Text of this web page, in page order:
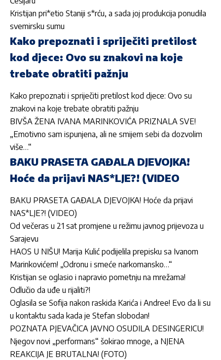
Kristijan pri*etio Staniji s*rću, a sada joj produkcija ponudila
svemirsku sumu
Kako prepoznati i spriječiti pretilost
kod djece: Ovo su znakovi na koje
trebate obratiti pažnju
Kako prepoznati i spriječiti pretilost kod djece: Ovo su
znakovi na koje trebate obratiti pažnju
BIVŠA ŽENA IVANA MARINKOVIĆA PRIZNALA SVE!
„Emotivno sam ispunjena, ali ne smijem sebi da dozvolim
više…“
BAKU PRASETA GAĐALA DJEVOJKA!
Hoće da prijavi NAS*LJE?! (VIDEO
BAKU PRASETA GAĐALA DJEVOJKA! Hoće da prijavi
NAS*LJE?! (VIDEO)
Od večeras u 21 sat promjene u režimu javnog prijevoza u
Sarajevu
HAOS U NIŠU! Marija Kulić podijelila prepisku sa Ivanom
Marinkovićem! „Odronu i smeće narkomansko…“
Kristijan se oglasio i napravio pometnju na mrežama!
Odlučio da uđe u rijaliti?!
Oglasila se Sofija nakon raskida Karića i Andree! Evo da li su
u kontaktu sada kada je Stefan slobodan!
POZNATA PJEVAČICA JAVNO OSUDILA DESINGERICU!
Njegov novi „performans“ šokirao mnoge, a NJENA
REAKCIJA JE BRUTALNA! (FOTO)